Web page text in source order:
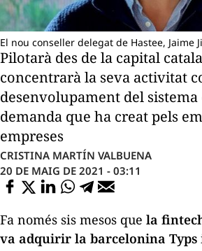
El nou conseller delegat de Hastee, Jaime
Pilotarà des de la capital
concentrarà la seva activitat
desenvolupament del sistema
demanda que ha creat pels
empreses
CRISTINA MARTÍN VALBUENA
20 DE MAIG DE 2021 - 03:11
Fa només sis mesos que la
va adquirir la barcelonina Typs